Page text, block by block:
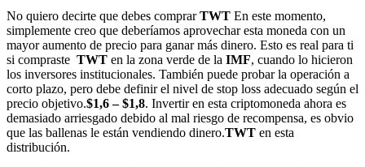
No quiero decirte que debes comprarTWT En este momento,
simplemente creo que deberíamos aprovechar esta moneda con un
mayor aumento de precio para ganar más dinero. Esto es real para ti
si compraste TWT en la zona verde de la IMF, cuando lo hicieron
los inversores institucionales. También puede probar la operación a
corto plazo, pero debe definir el nivel de stop loss adecuado según el
precio objetivo.$1,6 – $1,8. Invertir en esta criptomoneda ahora es
demasiado arriesgado debido al mal riesgo de recompensa, es obvio
que las ballenas le están vendiendo dinero.TWT en esta
distribución.